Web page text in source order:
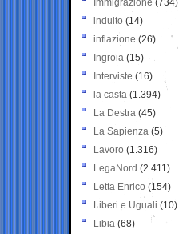
Immigrazione (734)
indulto (14)
inflazione (26)
Ingroia (15)
Interviste (16)
la casta (1.394)
La Destra (45)
La Sapienza (5)
Lavoro (1.316)
LegaNord (2.411)
Letta Enrico (154)
Liberi e Uguali (10)
Libia (68)